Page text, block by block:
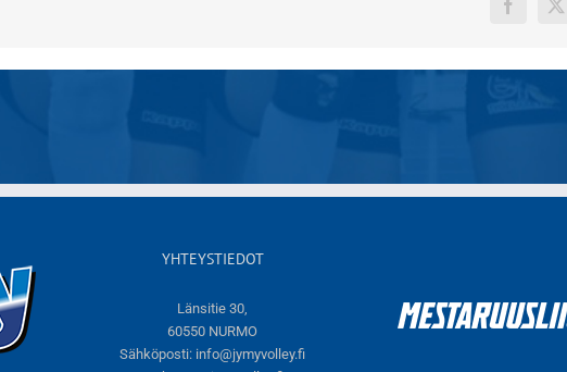
Facebook
X
YHTEYSTIEDOT
Länsitie 30,
60550 NURMO
Sähköposti: info@jymyvolley.fi